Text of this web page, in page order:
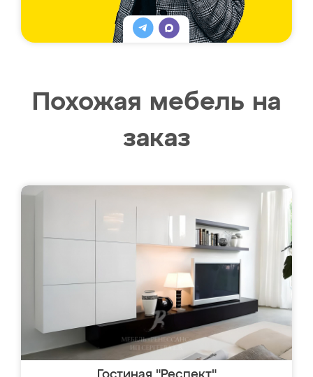
Похожая мебель на
заказ